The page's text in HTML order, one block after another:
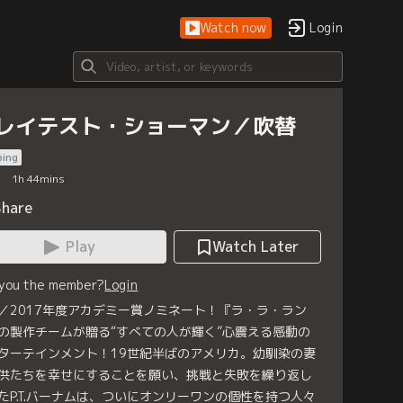
Watch now Login
イテスト・ショーマン／吹替
1h 44mins
Play
Watch Later
the member?Login
2017年度アカデミー賞ノミネート！『ラ・ラ・ラン
製作チームが贈る“すべての人が輝く”心震える感動の
ーテインメント！19世紀半ばのアメリカ。幼馴染の妻
たちを幸せにすることを願い、挑戦と失敗を繰り返し
P.T.バーナムは、ついにオンリーワンの個性を持つ人々